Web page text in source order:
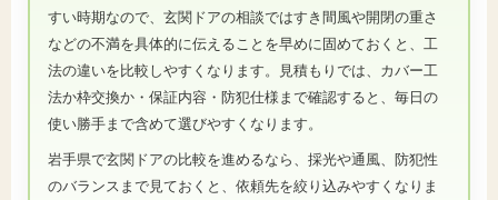
すい時期なので、玄関ドアの相談ではすき間風や開閉の重さ
などの不満を具体的に伝えることを早めに固めておくと、工
法の違いを比較しやすくなります。見積もりでは、カバー工
法か枠交換か・保証内容・防犯仕様まで確認すると、毎日の
使い勝手まで含めて選びやすくなります。
岩手県で玄関ドアの比較を進めるなら、採光や通風、防犯性
のバランスまで見ておくと、依頼先を絞り込みやすくなりま